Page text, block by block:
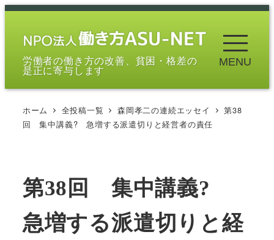
メ
労働者の働き方の改善、貧困・格差の
是正に寄与します
MENU
ホーム 全投稿一覧 森岡孝二の連続エッセイ
第38
回 集中講義? 急増する派遣切りと経営者の責任
第38回 集中講義?
急増する派遣切りと経